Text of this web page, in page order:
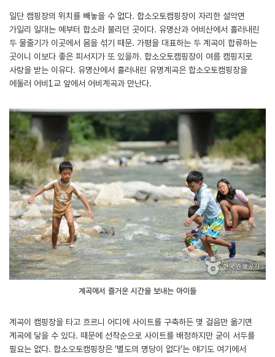
일단 캠핑장의 위치를 빼놓을 수 없다. 합소오토캠핑장이 자리한 설악면
가일리 일대는 예부터 합소라 불리던 곳이다. 유명산과 어비산에서 흘러내린
두 물줄기가 이곳에서 몸을 섞기 때문. 가평을 대표하는 두 계곡이 합류하는
곳이니 이보다 좋은 피서지가 또 있을까. 합소오토캠핑장이 여름 캠핑지로
사랑을 받는 이유다. 유명산에서 흘러내린 유명계곡은 합소오토캠핑장을
에둘러 어비1교 앞에서 어비계곡과 만난다.
계곡에서 즐거운 시간을 보내는 아이들
계곡이 캠핑장을 타고 흐르니 어디에 사이트를 구축하든 몇 걸음만 옮기면
계곡에 닿을 수 있다. 때문에 선착순으로 사이트를 배정하지만 굳이 서두를
필요는 없다. 합소오토캠핑장은 ‘별도의 명당이 없다’는 얘기도 여기에서